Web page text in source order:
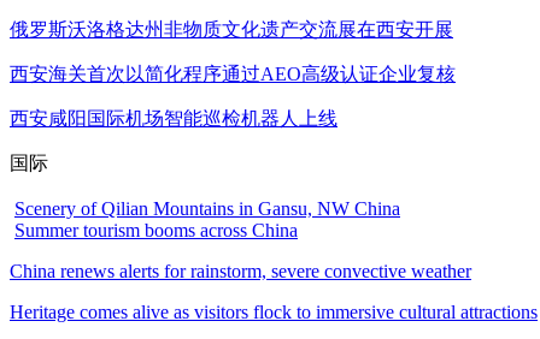
俄罗斯沃洛格达州非物质文化遗产交流展在西安开展
西安海关首次以简化程序通过AEO高级认证企业复核
西安咸阳国际机场智能巡检机器人上线
国际
Scenery of Qilian Mountains in Gansu, NW China
Summer tourism booms across China
China renews alerts for rainstorm, severe convective weather
Heritage comes alive as visitors flock to immersive cultural attractions